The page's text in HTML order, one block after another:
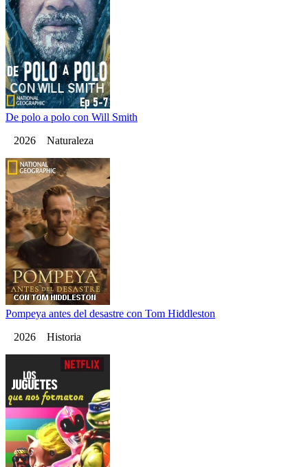
De polo a polo con Will Smith
2026 Naturaleza
Pompeya antes del desastre con Tom Hiddleston
2026 Historia